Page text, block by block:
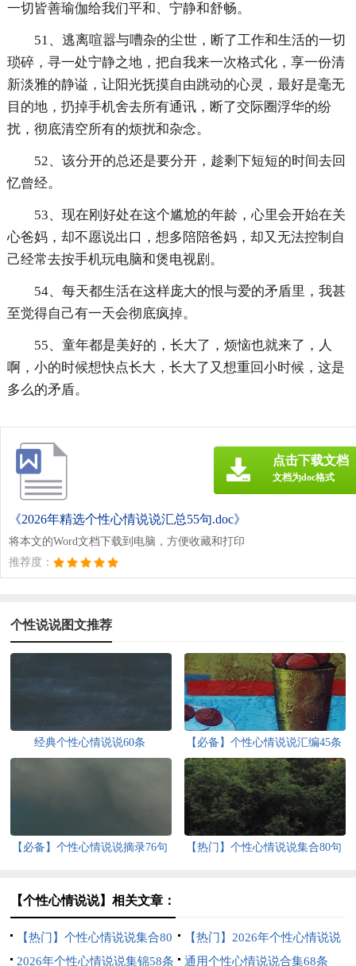
一切皆善瑜伽给我们平和、宁静和舒畅。
51、逃离喧嚣与嘈杂的尘世，断了工作和生活的一切
琐碎，寻一处宁静之地，把自我来一次格式化，享一份清
新淡雅的静谥，让阳光抚摸自由跳动的心灵，最好是毫无
目的地，扔掉手机舍去所有通讯，断了交际圈浮华的纷
扰，彻底清空所有的烦扰和杂念。
52、该分开的总还是要分开，趁剩下短短的时间去回
忆曾经。
53、现在刚好处在这个尴尬的年龄，心里会开始在关
心爸妈，却不愿说出口，想多陪陪爸妈，却又无法控制自
己经常去按手机玩电脑和煲电视剧。
54、每天都生活在这样庞大的恨与爱的矛盾里，我甚
至觉得自己有一天会彻底疯掉。
55、童年都是美好的，长大了，烦恼也就来了，人
啊，小的时候想快点长大，长大了又想重回小时候，这是
多么的矛盾。
《2026年精选个性心情说说汇总55句.doc》
将本文的Word文档下载到电脑，方便收藏和打印
推荐度：
点击下载文档
文档为doc格式
个性说说图文推荐
经典个性心情说说60条 【必备】个性心情说说汇编45条
【必备】个性心情说说摘录76句 【热门】个性心情说说集合80句
【个性心情说说】相关文章：
【热门】个性心情说说集合80
句
【热门】2026年个性心情说说
38句
2026年个性心情说说集锦58条 通用个性心情说说合集68条